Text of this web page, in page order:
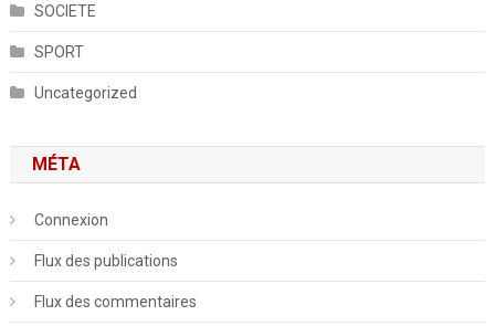
SOCIETE
SPORT
Uncategorized
MÉTA
Connexion
Flux des publications
Flux des commentaires